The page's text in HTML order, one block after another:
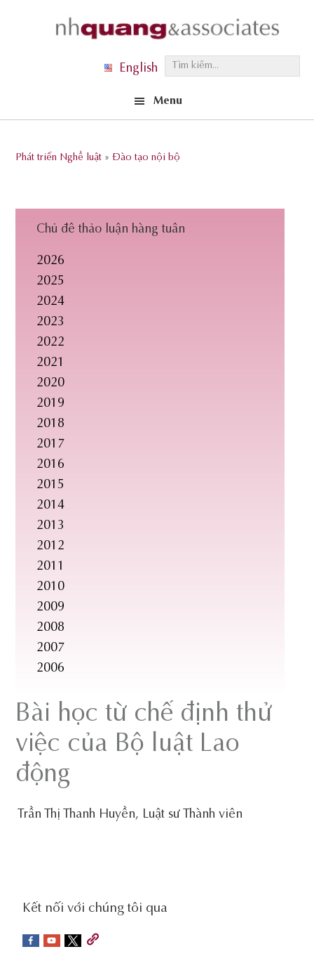
m
.
.
English
Menu
Phát triển Nghề luật »Đào tạo nội bộ
Chủ đề thảo luận hàng tuần
2026
2025
2024
2023
2022
2021
2020
2019
2018
2017
2016
2015
2014
2013
2012
2011
2010
2009
2008
2007
2006
Bài học từ chế định thử
việc của Bộ luật Lao
động
Trần Thị Thanh Huyền, Luật sư Thành viên
social-
sidebar
Kết nối với chúng tôi qua